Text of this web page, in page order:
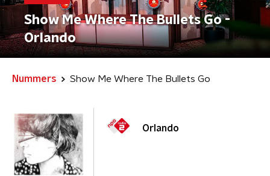
Show Me Where The Bullets Go -
Orlando
Nummers Show Me Where The Bullets Go
Orlando